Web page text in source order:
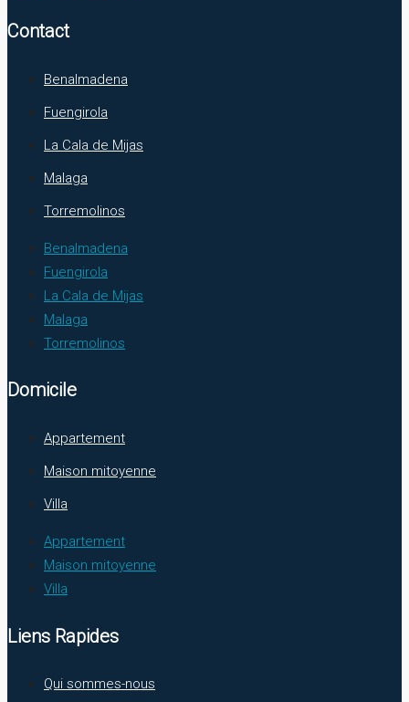
Contact
Benalmadena
Fuengirola
La Cala de Mijas
Malaga
Torremolinos
Benalmadena
Fuengirola
La Cala de Mijas
Malaga
Torremolinos
Domicile
Appartement
Maison mitoyenne
Villa
Appartement
Maison mitoyenne
Villa
Liens Rapides
Qui sommes-nous